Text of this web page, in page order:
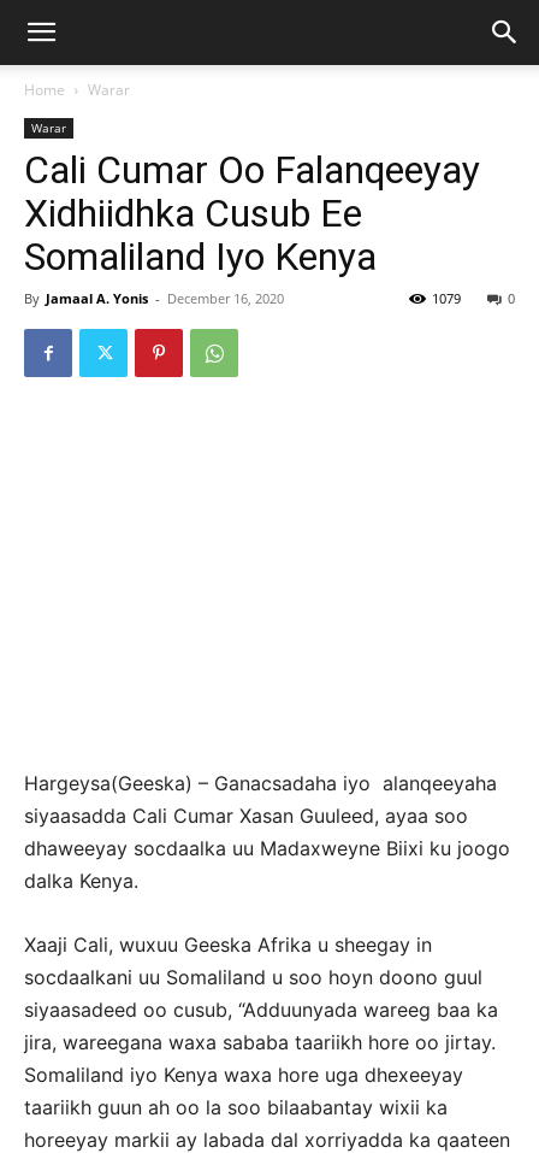
Home Warar
Warar
Cali Cumar Oo Falanqeeyay
Xidhiidhka Cusub Ee
Somaliland Iyo Kenya
By Jamaal A. Yonis - December 16, 2020 0
1079
Hargeysa(Geeska) – Ganacsadaha iyo alanqeeyaha
siyaasadda Cali Cumar Xasan Guuleed, ayaa soo
dhaweeyay socdaalka uu Madaxweyne Biixi ku joogo
dalka Kenya.
Xaaji Cali, wuxuu Geeska Afrika u sheegay in
socdaalkani uu Somaliland u soo hoyn doono guul
siyaasadeed oo cusub, “Adduunyada wareeg baa ka
jira, wareegana waxa sababa taariikh hore oo jirtay.
Somaliland iyo Kenya waxa hore uga dhexeeyay
taariikh guun ah oo la soo bilaabantay wixii ka
horeeyay markii ay labada dal xorriyadda ka qaateen